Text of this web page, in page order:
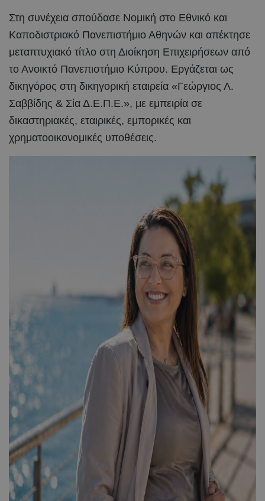
Στη συνέχεια σπούδασε Νομική στο Εθνικό και
Καποδιστριακό Πανεπιστήμιο Αθηνών και απέκτησε
μεταπτυχιακό τίτλο στη Διοίκηση Επιχειρήσεων από
το Ανοικτό Πανεπιστήμιο Κύπρου. Εργάζεται ως
δικηγόρος στη δικηγορική εταιρεία «Γεώργιος Λ.
Σαββίδης & Σία Δ.Ε.Π.Ε.», με εμπειρία σε
δικαστηριακές, εταιρικές, εμπορικές και
χρηματοοικονομικές υποθέσεις.